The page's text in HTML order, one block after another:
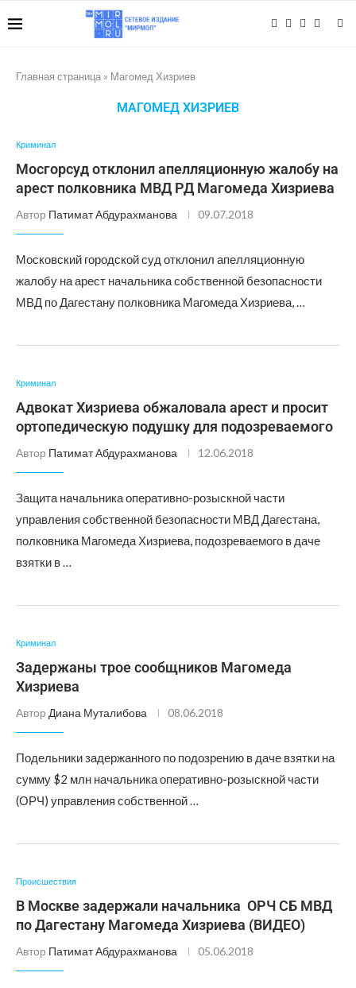
Главная страница » Магомед Хизриев
МАГОМЕД ХИЗРИЕВ
Криминал
Мосгорсуд отклонил апелляционную жалобу на
арест полковника МВД РД Магомеда Хизриева
Автор Патимат Абдурахманова 09.07.2018
Московский городской суд отклонил апелляционную
жалобу на арест начальника собственной безопасности
МВД по Дагестану полковника Магомеда Хизриева, …
Криминал
Адвокат Хизриева обжаловала арест и просит
ортопедическую подушку для подозреваемого
Автор Патимат Абдурахманова 12.06.2018
Защита начальника оперативно-розыскной части
управления собственной безопасности МВД Дагестана,
полковника Магомеда Хизриева, подозреваемого в даче
взятки в …
Криминал
Задержаны трое сообщников Магомеда
Хизриева
Автор Диана Муталибова 08.06.2018
Подельники задержанного по подозрению в даче взятки на
сумму $2 млн начальника оперативно-розыскной части
(ОРЧ) управления собственной …
Происшествия
В Москве задержали начальника ОРЧ СБ МВД
по Дагестану Магомеда Хизриева (ВИДЕО)
Автор Патимат Абдурахманова 05.06.2018